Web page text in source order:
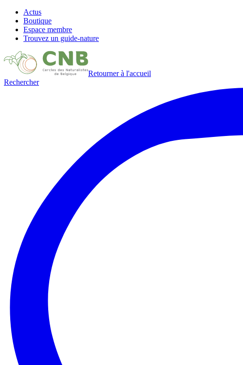
Actus
Boutique
Espace membre
Trouvez un guide-nature
Retourner à l'accueil
Rechercher